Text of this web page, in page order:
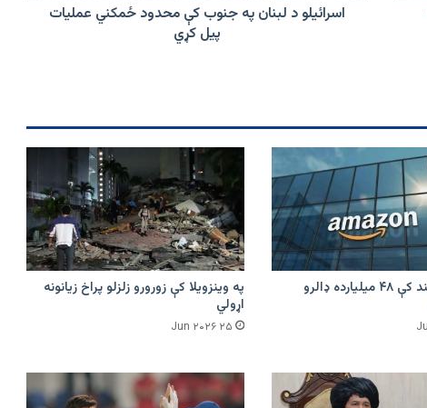
اسرائيلو د لبنان په جنوب کې محدود ځمکني عمليات
پيل کړي
امازون په هند کې ۴۸ میلیارده ډالرو
په وینزویلا کې زورورو زلزلو پراخ زیانونه
اړولي
۲۵ Jun ۲۰۲۶